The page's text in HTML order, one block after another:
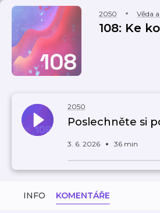
2050 Věda
108: Ke
2050
Poslechněte si
3. 6. 2026 36 min
INFO KOMENTÁŘE